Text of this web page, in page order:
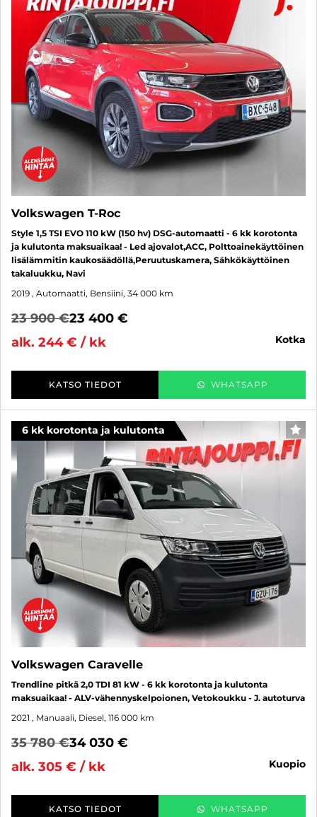
Volkswagen T-Roc
Style 1,5 TSI EVO 110 kW (150 hv) DSG-automaatti - 6 kk korotonta
ja kulutonta maksuaikaa! - Led ajovalot,ACC, Polttoainekäyttöinen
lisälämmitin kaukosäädöllä,Peruutuskamera, Sähkökäyttöinen
takaluukku, Navi
2019 , Automaatti, Bensiini, 34 000 km
23 900 €23 400 €
alk. 244 € / kk
kotka
KATSO TIEDOT WHATSAPP
6 kk korotonta ja kulutonta
Volkswagen Caravelle
Trendline pitkä 2,0 TDI 81 kW - 6 kk korotonta ja kulutonta
maksuaikaa! - ALV-vähennyskelpoionen, Vetokoukku - J. autoturva
2021 , Manuaali, Diesel, 116 000 km
35 780 €34 030 €
alk. 305 € / kk
kuopio
KATSO TIEDOT WHATSAPP